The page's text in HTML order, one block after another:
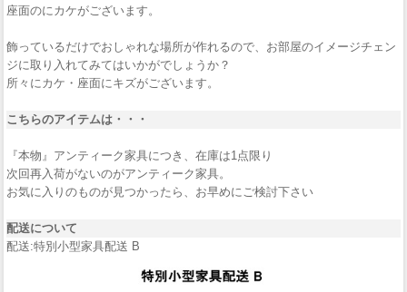
座面のにカケがございます。
飾っているだけでおしゃれな場所が作れるので、お部屋のイメージチェン
ジに取り入れてみてはいかがでしょうか？
所々にカケ・座面にキズがございます。
こちらのアイテムは・・・
『本物』アンティーク家具につき、在庫は1点限り
次回再入荷がないのがアンティーク家具。
お気に入りのものが見つかったら、お早めにご検討下さい
配送について
配送:特別小型家具配送 B